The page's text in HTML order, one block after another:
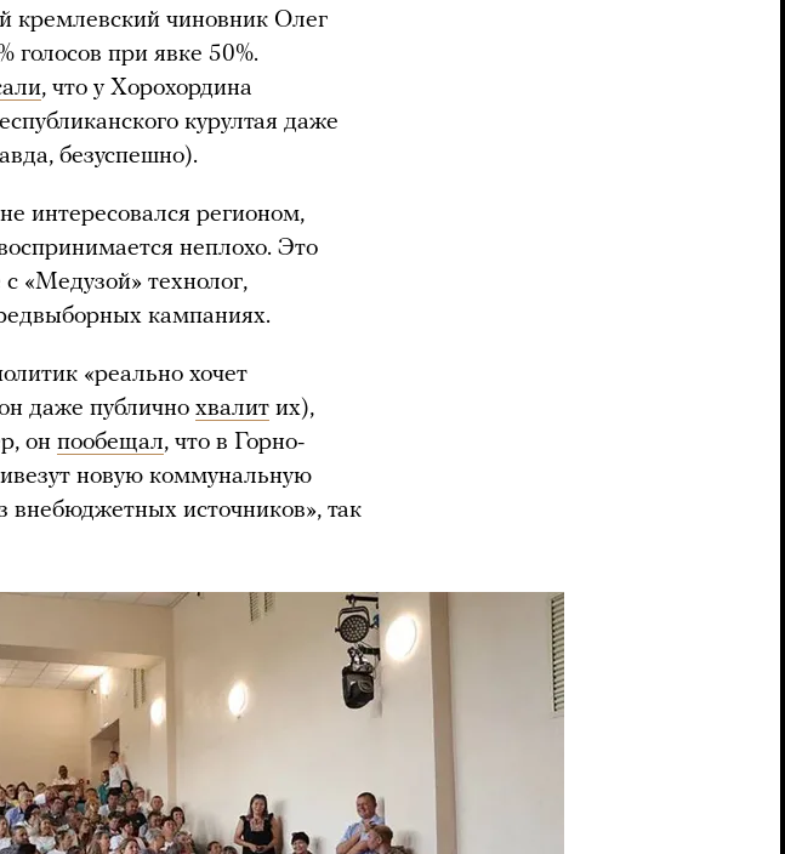
кремлевский чиновник Олег
голосов при явке 50%.
, что у Хорохордина
курултая даже
безуспешно).
интересовался регионом,
неплохо. Это
«Медузой» технолог,
кампаниях.
«реально хочет
даже публично хвалит их),
он пообещал, что в Горно-
новую коммунальную
внебюджетных источников», так